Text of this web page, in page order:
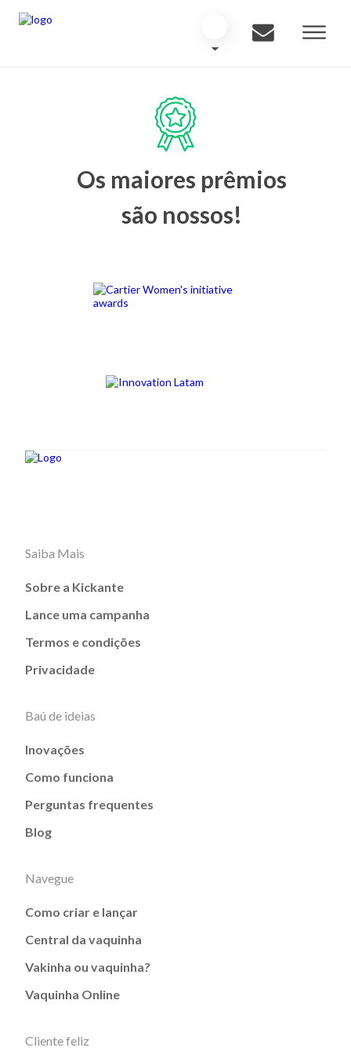
Os maiores prêmios
são nossos!
Saiba Mais
Sobre a Kickante
Lance uma campanha
Termos e condições
Privacidade
Baú de ideias
Inovações
Como funciona
Perguntas frequentes
Blog
Navegue
Como criar e lançar
Central da vaquinha
Vakinha ou vaquinha?
Vaquinha Online
Cliente feliz